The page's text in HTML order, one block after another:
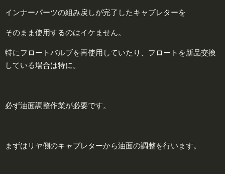
インナーパーツの組み戻しが完了したキャブレターを
そのまま使用するのはイケません。
特にフロートバルブを再使用していたり、フロートを新品交換
している場合は特に。
必ず油面調整作業が必要です。
まずはリヤ側のキャブレターから油面の調整を行います。